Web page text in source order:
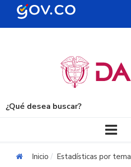
¿Qué desea buscar?
Inicio Estadísticas por tema